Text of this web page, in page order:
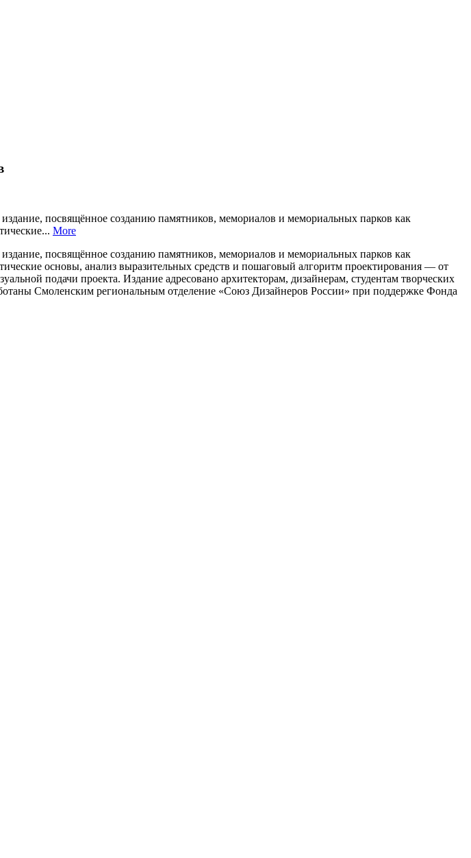
посвящённое созданию памятников, мемориалов и мемориальных парков как
More
посвящённое созданию памятников, мемориалов и мемориальных парков как
основы, анализ выразительных средств и пошаговый алгоритм проектирования — от
подачи проекта. Издание адресовано архитекторам, дизайнерам, студентам творческих
Смоленским региональным отделение «Союз Дизайнеров России» при поддержке Фонда